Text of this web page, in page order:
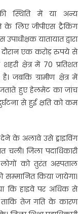
की स्थिति में या अन्य
लिए जीपीएस ट्रैकिंग
यातायात द्वारा
दौरान एक करोड़ रुपये से
क्षेत्र में 70 प्रतिशत
जबकि ग्रामीण क्षेत्र में
हुए हेलमेट का जांच
से हुई क्षति को कम
के अलावे उसे ड्राइविंग
जिला पदाधिकारी
लोगों को तुरंत अस्पताल
किया जायेगा।
कि हाइवे पर अधिक से
ताकि तेज गति के कारण